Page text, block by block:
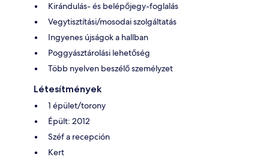
Kirándulás- és belépőjegy-foglalás
Vegytisztítási/mosodai szolgáltatás
Ingyenes újságok a hallban
Poggyásztárolási lehetőség
Több nyelven beszélő személyzet
Létesítmények
1 épület/torony
Épült: 2012
Széf a recepción
Kert